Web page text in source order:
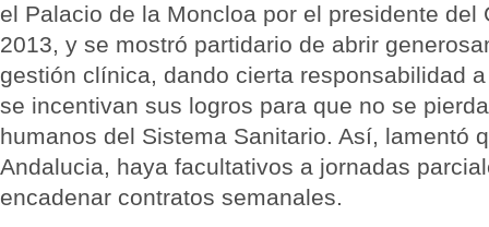
el Palacio de la Moncloa por el presidente del
2013, y se mostró partidario de abrir
gestión clínica, dando cierta responsabilidad
se incentivan sus logros para que no se
humanos del Sistema Sanitario. Así, lamentó
Andalucia, haya facultativos a jornadas
encadenar contratos semanales.